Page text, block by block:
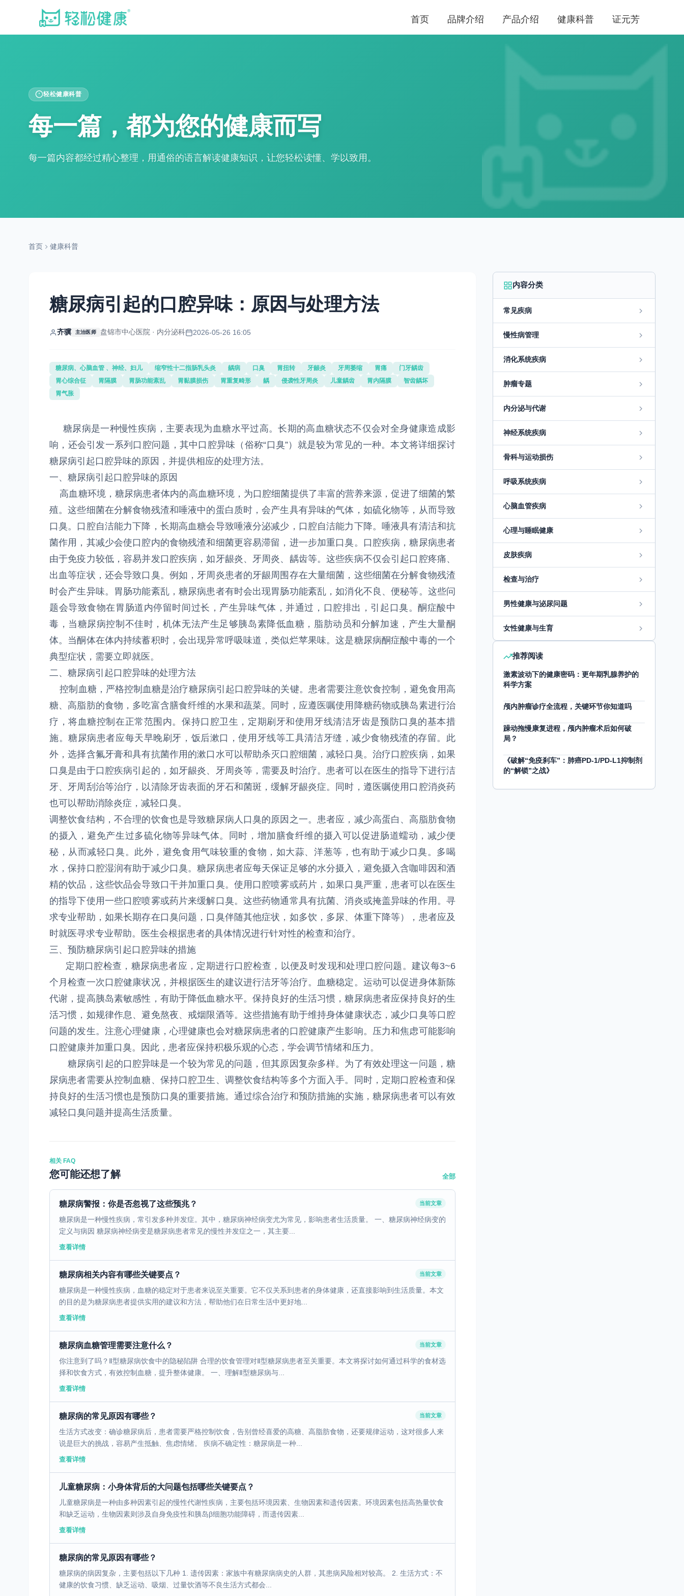
首页 品牌介绍 产品介绍 健康科普 证元芳
轻松健康科普
每一篇，都为您的健康而写
每一篇内容都经过精心整理，用通俗的语言解读健康知识，让您轻松读懂、学以致用。
首页 健康科普
糖尿病引起的口腔异味：原因与处理方法
齐骥 主治医师 盘锦市中心医院 · 内分泌科 2026-05-26 16:05
糖尿病、心脑血管 、神经、妇儿 缩窄性十二指肠乳头炎 龋病 口臭 胃扭转 牙龈炎 牙周萎缩 胃痛
门牙龋齿
胃心综合征
胃隔膜 胃肠功能紊乱 胃黏膜损伤 胃重复畸形 龋 侵袭性牙周炎 儿童龋齿 胃内隔膜
智齿龋坏
胃气胀
糖尿病是一种慢性疾病，主要表现为血糖水平过高。长期的高血糖状态不仅会对全身健康造成影
响，还会引发一系列口腔问题，其中口腔异味（俗称“口臭”）就是较为常见的一种。本文将详细探讨
糖尿病引起口腔异味的原因，并提供相应的处理方法。
一、糖尿病引起口腔异味的原因
高血糖环境，糖尿病患者体内的高血糖环境，为口腔细菌提供了丰富的营养来源，促进了细菌的繁
殖。这些细菌在分解食物残渣和唾液中的蛋白质时，会产生具有异味的气体，如硫化物等，从而导致
口臭。口腔自洁能力下降，长期高血糖会导致唾液分泌减少，口腔自洁能力下降。唾液具有清洁和抗
菌作用，其减少会使口腔内的食物残渣和细菌更容易滞留，进一步加重口臭。口腔疾病，糖尿病患者
由于免疫力较低，容易并发口腔疾病，如牙龈炎、牙周炎、龋齿等。这些疾病不仅会引起口腔疼痛、
出血等症状，还会导致口臭。例如，牙周炎患者的牙龈周围存在大量细菌，这些细菌在分解食物残渣
时会产生异味。胃肠功能紊乱，糖尿病患者有时会出现胃肠功能紊乱，如消化不良、便秘等。这些问
题会导致食物在胃肠道内停留时间过长，产生异味气体，并通过，口腔排出，引起口臭。酮症酸中
毒，当糖尿病控制不佳时，机体无法产生足够胰岛素降低血糖，脂肪动员和分解加速，产生大量酮
体。当酮体在体内持续蓄积时，会出现异常呼吸味道，类似烂苹果味。这是糖尿病酮症酸中毒的一个
典型症状，需要立即就医。
二、糖尿病引起口腔异味的处理方法
控制血糖，严格控制血糖是治疗糖尿病引起口腔异味的关键。患者需要注意饮食控制，避免食用高
糖、高脂肪的食物，多吃富含膳食纤维的水果和蔬菜。同时，应遵医嘱使用降糖药物或胰岛素进行治
疗，将血糖控制在正常范围内。保持口腔卫生，定期刷牙和使用牙线清洁牙齿是预防口臭的基本措
施。糖尿病患者应每天早晚刷牙，饭后漱口，使用牙线等工具清洁牙缝，减少食物残渣的存留。此
外，选择含氟牙膏和具有抗菌作用的漱口水可以帮助杀灭口腔细菌，减轻口臭。治疗口腔疾病，如果
口臭是由于口腔疾病引起的，如牙龈炎、牙周炎等，需要及时治疗。患者可以在医生的指导下进行洁
牙、牙周刮治等治疗，以清除牙齿表面的牙石和菌斑，缓解牙龈炎症。同时，遵医嘱使用口腔消炎药
也可以帮助消除炎症，减轻口臭。
调整饮食结构，不合理的饮食也是导致糖尿病人口臭的原因之一。患者应，减少高蛋白、高脂肪食物
的摄入，避免产生过多硫化物等异味气体。同时，增加膳食纤维的摄入可以促进肠道蠕动，减少便
秘，从而减轻口臭。此外，避免食用气味较重的食物，如大蒜、洋葱等，也有助于减少口臭。多喝
水，保持口腔湿润有助于减少口臭。糖尿病患者应每天保证足够的水分摄入，避免摄入含咖啡因和酒
精的饮品，这些饮品会导致口干并加重口臭。使用口腔喷雾或药片，如果口臭严重，患者可以在医生
的指导下使用一些口腔喷雾或药片来缓解口臭。这些药物通常具有抗菌、消炎或掩盖异味的作用。寻
求专业帮助，如果长期存在口臭问题，口臭伴随其他症状，如多饮，多尿、体重下降等），患者应及
时就医寻求专业帮助。医生会根据患者的具体情况进行针对性的检查和治疗。
三、预防糖尿病引起口腔异味的措施
定期口腔检查，糖尿病患者应，定期进行口腔检查，以便及时发现和处理口腔问题。建议每3~6
个月检查一次口腔健康状况，并根据医生的建议进行洁牙等治疗。血糖稳定。运动可以促进身体新陈
代谢，提高胰岛素敏感性，有助于降低血糖水平。保持良好的生活习惯，糖尿病患者应保持良好的生
活习惯，如规律作息、避免熬夜、戒烟限酒等。这些措施有助于维持身体健康状态，减少口臭等口腔
问题的发生。注意心理健康，心理健康也会对糖尿病患者的口腔健康产生影响。压力和焦虑可能影响
口腔健康并加重口臭。因此，患者应保持积极乐观的心态，学会调节情绪和压力。
糖尿病引起的口腔异味是一个较为常见的问题，但其原因复杂多样。为了有效处理这一问题，糖
尿病患者需要从控制血糖、保持口腔卫生、调整饮食结构等多个方面入手。同时，定期口腔检查和保
持良好的生活习惯也是预防口臭的重要措施。通过综合治疗和预防措施的实施，糖尿病患者可以有效
减轻口臭问题并提高生活质量。
相关 FAQ
您可能还想了解 全部
糖尿病警报：你是否忽视了这些预兆？ 当前文章
糖尿病是一种慢性疾病，常引发多种并发症。其中，糖尿病神经病变尤为常见，影响患者生活质量。 一、糖尿病神经病变的
定义与病因 糖尿病神经病变是糖尿病患者常见的慢性并发症之一，其主要...
查看详情
糖尿病相关内容有哪些关键要点？ 当前文章
糖尿病是一种慢性疾病，血糖的稳定对于患者来说至关重要。它不仅关系到患者的身体健康，还直接影响到生活质量。本文
的目的是为糖尿病患者提供实用的建议和方法，帮助他们在日常生活中更好地...
查看详情
糖尿病血糖管理需要注意什么？ 当前文章
你注意到了吗？Ⅱ型糖尿病饮食中的隐秘陷阱 合理的饮食管理对Ⅱ型糖尿病患者至关重要。本文将探讨如何通过科学的食材选
择和饮食方式，有效控制血糖，提升整体健康。 一、理解Ⅱ型糖尿病与...
查看详情
糖尿病的常见原因有哪些？ 当前文章
生活方式改变：确诊糖尿病后，患者需要严格控制饮食，告别曾经喜爱的高糖、高脂肪食物，还要规律运动，这对很多人来
说是巨大的挑战，容易产生抵触、焦虑情绪。 疾病不确定性：糖尿病是一种...
查看详情
儿童糖尿病：小身体背后的大问题包括哪些关键要点？
儿童糖尿病是一种由多种因素引起的慢性代谢性疾病，主要包括环境因素、生物因素和遗传因素。环境因素包括高热量饮食
和缺乏运动，生物因素则涉及自身免疫性和胰岛β细胞功能障碍，而遗传因素...
查看详情
糖尿病的常见原因有哪些？
糖尿病的病因复杂，主要包括以下几种 1. 遗传因素：家族中有糖尿病病史的人群，其患病风险相对较高。 2. 生活方式：不
健康的饮食习惯、缺乏运动、吸烟、过量饮酒等不良生活方式都会...
内容分类
常见疾病
慢性病管理
消化系统疾病
肿瘤专题
内分泌与代谢
神经系统疾病
骨科与运动损伤
呼吸系统疾病
心脑血管疾病
心理与睡眠健康
皮肤疾病
检查与治疗
男性健康与泌尿问题
女性健康与生育
推荐阅读
激素波动下的健康密码：更年期乳腺养护的
科学方案
颅内肿瘤诊疗全流程，关键环节你知道吗
躁动拖慢康复进程，颅内肿瘤术后如何破
局？
《破解“免疫刹车”：肺癌PD-1/PD-L1抑制剂
的“解锁”之战》